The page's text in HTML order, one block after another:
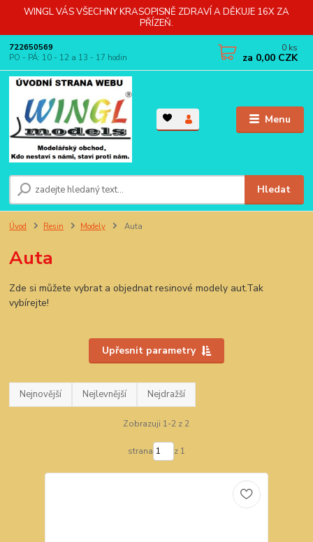
WINGL VÁS VŠECHNY KRASOPISNĚ ZDRAVÍ A DĚKUJE 16X ZA
PŘÍZEŇ.
Menu
Hledat
722650569
PO - PÁ: 10 - 12 a 13 - 17 hodin
0 ks
za 0,00 CZK
Úvod Resin Modely Auta
Auta
Zde si můžete vybrat a objednat resinové modely aut.Tak
vybírejte!
Upřesnit parametry
Nejnovější Nejlevnější Nejdražší
Zobrazuji 1-2 z 2
strana z 1